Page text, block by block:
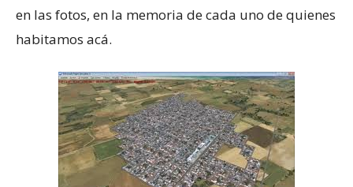
en las fotos, en la memoria de cada uno de quienes
habitamos acá.